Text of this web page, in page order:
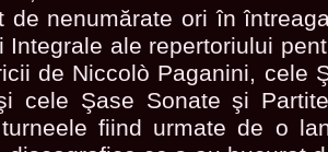
de nenumărate ori în
Integrale ale repertoriului
de Niccolò Paganini, cele
cele Şase Sonate şi
fiind urmate de o